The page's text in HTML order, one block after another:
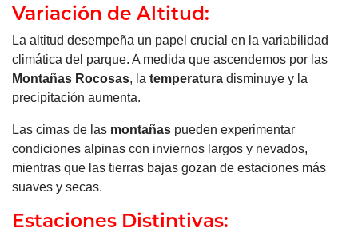
Variación de Altitud:
La altitud desempeña un papel crucial en la variabilidad
climática del parque. A medida que ascendemos por las
Montañas Rocosas, la temperatura disminuye y la
precipitación aumenta.
Las cimas de las montañas pueden experimentar
condiciones alpinas con inviernos largos y nevados,
mientras que las tierras bajas gozan de estaciones más
suaves y secas.
Estaciones Distintivas: